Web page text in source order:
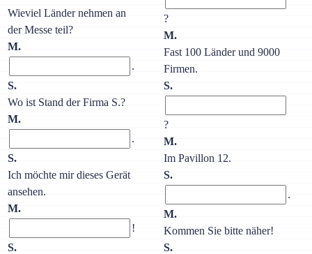
Wieviel Länder nehmen an
der Messe teil?
M.
.
S.
Wo ist Stand der Firma S.?
M.
.
S.
Ich möchte mir dieses Gerät
ansehen.
M.
!
S.
?
M.
Fast 100 Länder und 9000
Firmen.
S.
?
M.
Im Pavillon 12.
S.
.
M.
Kommen Sie bitte näher!
S.